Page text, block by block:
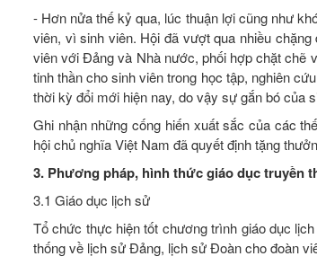
- Hơn nửa thế kỷ qua, lúc thuận lợi cũng như
viên, vì sinh viên. Hội đã vượt qua nhiều
viên với Đảng và Nhà nước, phối hợp chặt chẽ
tinh thần cho sinh viên trong học tập, nghiên
thời kỳ đổi mới hiện nay, do vậy sự gắn bó của
Ghi nhận những cống hiến xuất sắc của các
hội chủ nghĩa Việt Nam đã quyết định tặng
3. Phương pháp, hình thức giáo dục truyền
3.1 Giáo dục lịch sử
Tổ chức thực hiện tốt chương trình giáo dục
thống về lịch sử Đảng, lịch sử Đoàn cho đoàn